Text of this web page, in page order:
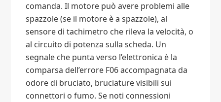
comanda. Il motore può avere problemi alle
spazzole (se il motore è a spazzole), al
sensore di tachimetro che rileva la velocità, o
al circuito di potenza sulla scheda. Un
segnale che punta verso l’elettronica è la
comparsa dell’errore F06 accompagnata da
odore di bruciato, bruciature visibili sui
connettori o fumo. Se noti connessioni